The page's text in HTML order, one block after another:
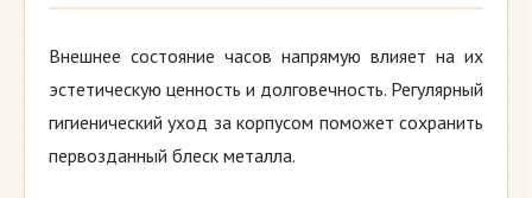
Внешнее состояние часов напрямую влияет на их
эстетическую ценность и долговечность. Регулярный
гигиенический уход за корпусом поможет сохранить
первозданный блеск металла.